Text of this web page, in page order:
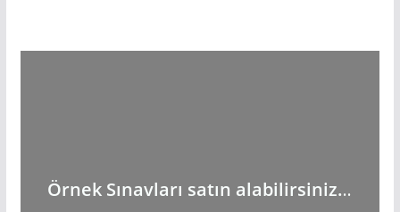
Örnek Sınavları satın alabilirsiniz...